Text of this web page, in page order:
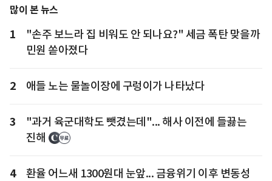
많이 본 뉴스
1
"손주 보느라 집 비워도 안 되나요?" 세금 폭탄 맞을까
민원 쏟아졌다
2 애들 노는 물놀이장에 구렁이가 나타났다
3
"과거 육군대학도 뺏겼는데"... 해사 이전에 들끓는
진해
4
환율 어느새 1300원대 눈앞... 금융위기 이후 변동성